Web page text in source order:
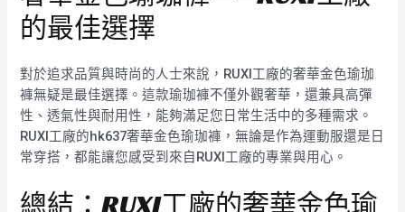
的最佳選擇
對於追求品質與時尚的人士來說，RUXI工廠的奢華金色瑜珈
褲無疑是最佳選擇。這款瑜珈褲不僅外觀奢華，還兼具高彈
性、透氣性與耐用性，能夠滿足您日常生活中的多種需求。
RUXI工廠的hk637奢華金色瑜珈褲，無論是作為運動服還是日
常穿搭，都能讓您感受到來自RUXI工廠的專業與用心。
總結：RUXI工廠的奢華金色瑜